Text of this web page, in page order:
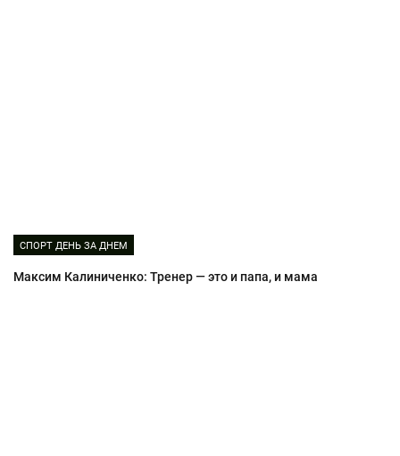
СПОРТ ДЕНЬ ЗА ДНЕМ
Максим Калиниченко: Тренер — это и папа, и мама